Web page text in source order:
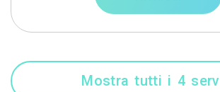
Mostra tutti i 4